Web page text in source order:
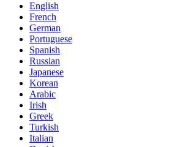
English
French
German
Portuguese
Spanish
Russian
Japanese
Korean
Arabic
Irish
Greek
Turkish
Italian